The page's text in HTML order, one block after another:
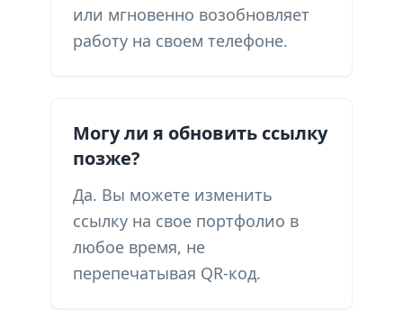
или мгновенно возобновляет
работу на своем телефоне.
Могу ли я обновить ссылку
позже?
Да. Вы можете изменить
ссылку на свое портфолио в
любое время, не
перепечатывая QR-код.